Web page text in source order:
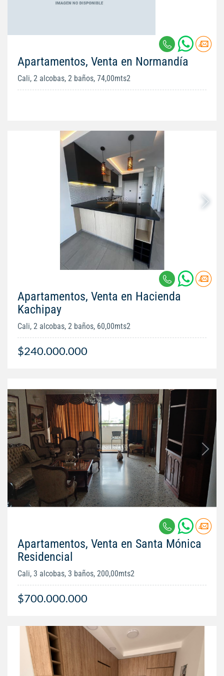
Apartamentos, Venta en Normandía
Cali, 2 alcobas, 2 baños, 74,00mts2
Apartamentos, Venta en Hacienda
Kachipay
Cali, 2 alcobas, 2 baños, 60,00mts2
$240.000.000
Apartamentos, Venta en Santa Mónica
Residencial
Cali, 3 alcobas, 3 baños, 200,00mts2
$700.000.000